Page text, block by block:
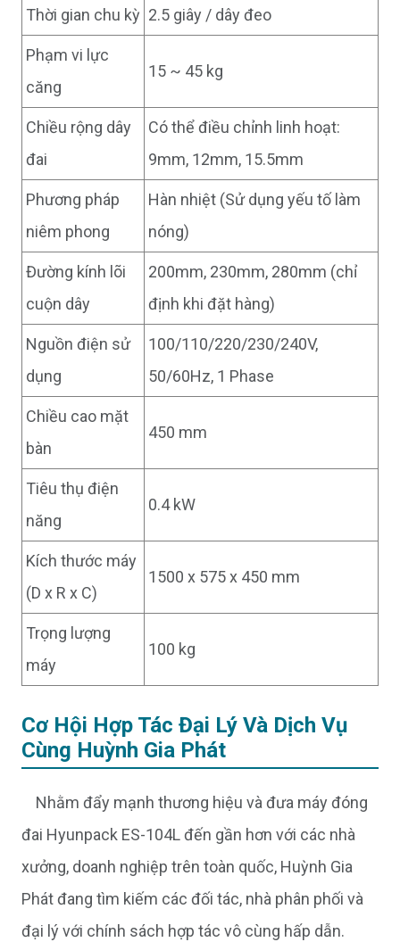
Thời gian chu kỳ 2.5 giây / dây đeo
Phạm vi lực
căng
15 ~ 45 kg
Chiều rộng dây
đai
Có thể điều chỉnh linh hoạt:
9mm, 12mm, 15.5mm
Phương pháp
niêm phong
Hàn nhiệt (Sử dụng yếu tố làm
nóng)
Đường kính lõi
cuộn dây
200mm, 230mm, 280mm (chỉ
định khi đặt hàng)
Nguồn điện sử
dụng
100/110/220/230/240V,
50/60Hz, 1 Phase
Chiều cao mặt
bàn
450 mm
Tiêu thụ điện
năng
0.4 kW
Kích thước máy
(D x R x C)
1500 x 575 x 450 mm
Trọng lượng
máy
100 kg
Cơ Hội Hợp Tác Đại Lý Và Dịch Vụ
Cùng Huỳnh Gia Phát
Nhằm đẩy mạnh thương hiệu và đưa máy đóng
đai Hyunpack ES-104L đến gần hơn với các nhà
xưởng, doanh nghiệp trên toàn quốc, Huỳnh Gia
Phát đang tìm kiếm các đối tác, nhà phân phối và
đại lý với chính sách hợp tác vô cùng hấp dẫn.